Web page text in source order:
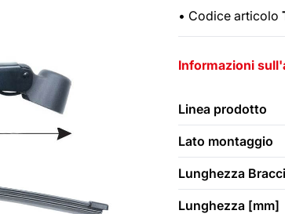
• Codice articolo
Informazioni
Linea prodotto
Lato montaggio
Lunghezza
Lunghezza [mm]